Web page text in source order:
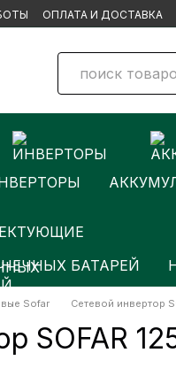
ОПЛАТА И ДОСТАВКА
БАТАРЕЙ
Sofar Сетевой инвертор
SOFAR